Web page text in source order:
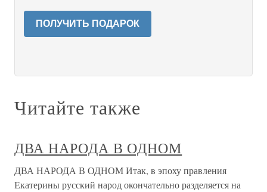
ПОЛУЧИТЬ ПОДАРОК
Читайте также
ДВА НАРОДА В ОДНОМ
ДВА НАРОДА В ОДНОМ Итак, в эпоху правления
Екатерины русский народ окончательно разделяется на